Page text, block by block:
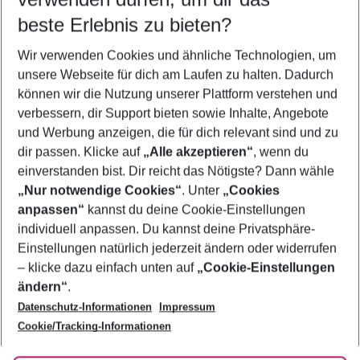
5-8 Nächte
2 Erwachsene Keine Kinder
Mehr Filter anzeigen
Footer
Footer navigation
Über uns
AGB
Bestpreisgarantie
Cookie-Einstellungen ändern
Cookie-Richtlinie
Agenturbetreuung
Barrierefreies Reisen
Folge uns
beste Erlebnis zu bieten?
Wir verwenden Cookies und ähnliche Technologien, um
unsere Webseite für dich am Laufen zu halten. Dadurch
können wir die Nutzung unserer Plattform verstehen und
verbessern, dir Support bieten sowie Inhalte, Angebote
und Werbung anzeigen, die für dich relevant sind und zu
dir passen. Klicke auf „Alle akzeptieren“, wenn du
einverstanden bist. Dir reicht das Nötigste? Dann wähle
„Nur notwendige Cookies“. Unter „Cookies
anpassen“ kannst du deine Cookie-Einstellungen
individuell anpassen. Du kannst deine Privatsphäre-
Einstellungen natürlich jederzeit ändern oder widerrufen
– klicke dazu einfach unten auf „Cookie-Einstellungen
ändern“.
Datenschutz-Informationen
Impressum
Cookie/Tracking-Informationen